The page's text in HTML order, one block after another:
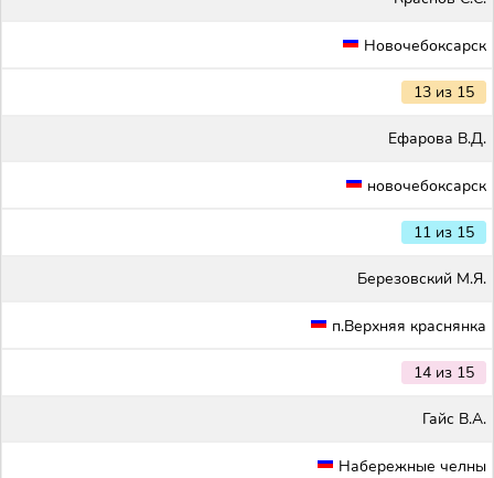
Новочебоксарск
13 из 15
Ефарова В.Д.
новочебоксарск
11 из 15
Березовский М.Я.
п.Верхняя краснянка
14 из 15
Гайс В.А.
Набережные челны